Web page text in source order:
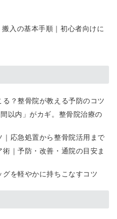
入の基本手順｜初心者向けに
？整骨院が教える予防のコツ
以内」がカギ。整骨院治療の
応急処置から整骨院活用まで
｜予防・改善・通院の目安ま
を軽やかに持ちこなすコツ